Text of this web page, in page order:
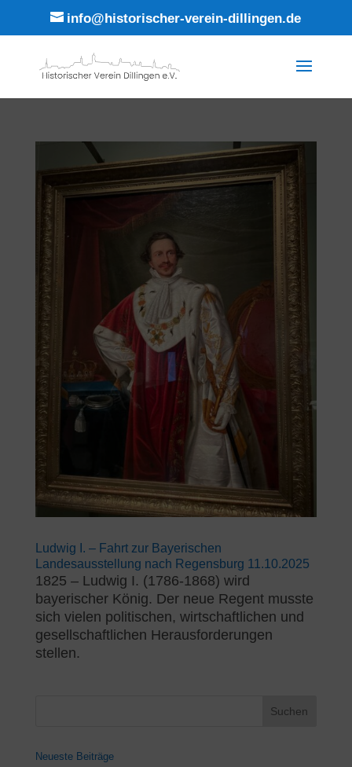
info@historischer-verein-dillingen.de
Ludwig I. – Fahrt zur Bayerischen
Landesausstellung nach Regensburg 11.10.2025
1825 – Ludwig I. (1786-1868) wird
bayerischer König. Der neue Regent musste
sich vielen politischen, wirtschaftlichen und
gesellschaftlichen Herausforderungen
stellen.
Neueste Beiträge